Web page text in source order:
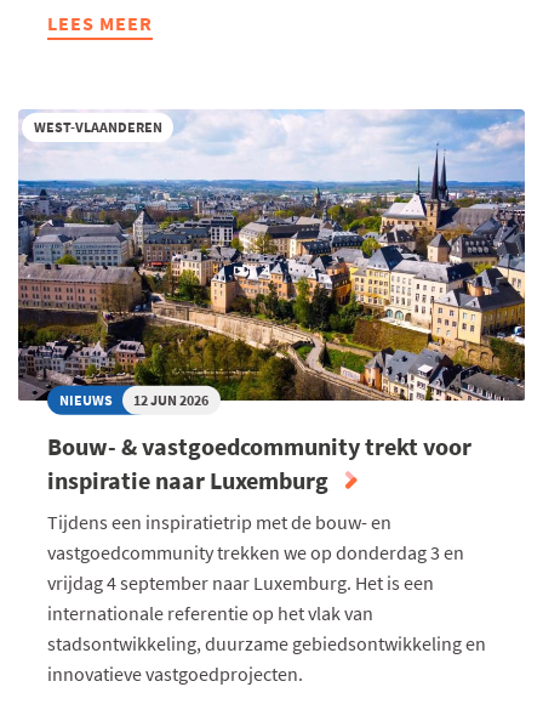
LEES MEER
ABOUT
CO:
CAPITALATWORK
CHINA
ALS
LACHENDE
DERDE
GROOTMACHT
WEST-VLAANDEREN
NIEUWS 12 JUN 2026
Bouw- & vastgoedcommunity trekt voor
inspiratie naar Luxemburg
Tijdens een inspiratietrip met de bouw- en
vastgoedcommunity trekken we op donderdag 3 en
vrijdag 4 september naar Luxemburg. Het is een
internationale referentie op het vlak van
stadsontwikkeling, duurzame gebiedsontwikkeling en
innovatieve vastgoedprojecten.